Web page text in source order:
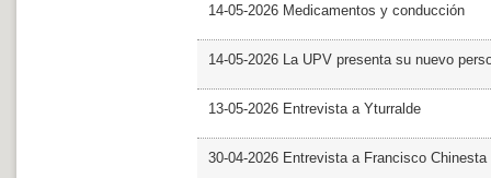
14-05-2026 Medicamentos y conducción
14-05-2026 La UPV presenta su nuevo
13-05-2026 Entrevista a Yturralde
30-04-2026 Entrevista a Francisco Chinesta